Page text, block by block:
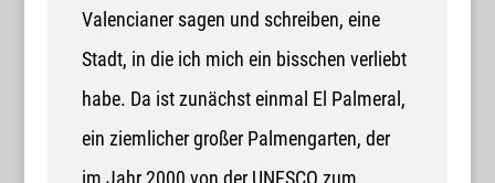
Valencianer sagen und schreiben, eine
Stadt, in die ich mich ein bisschen verliebt
habe. Da ist zunächst einmal El Palmeral,
ein ziemlicher großer Palmengarten, der
im Jahr 2000 von der UNESCO zum...